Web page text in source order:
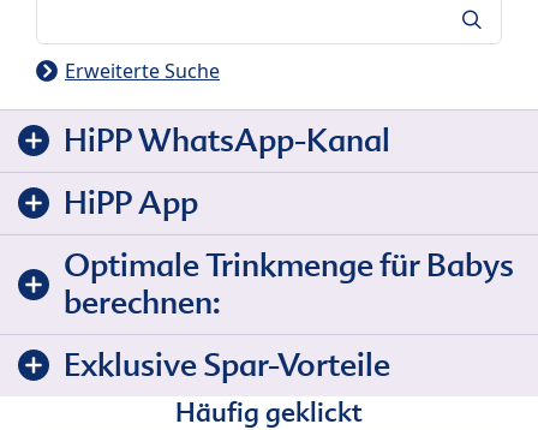
Erweiterte Suche
HiPP WhatsApp-Kanal
HiPP App
Optimale Trinkmenge für Babys
berechnen:
Exklusive Spar-Vorteile
Häufig geklickt